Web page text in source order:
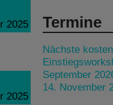
2025
2025
Termine
Nächste
September
14. November